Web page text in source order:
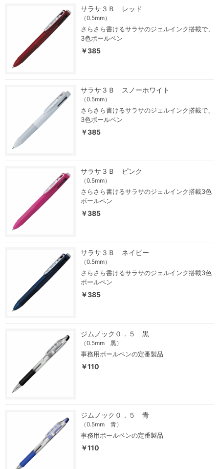
サラサ３Ｂ レッド
（0.5mm）
さらさら書けるサラサのジェルインク搭載で、
3色ボールペン
￥385
サラサ３Ｂ スノーホワイト
（0.5mm）
さらさら書けるサラサのジェルインク搭載で、
3色ボールペン
￥385
サラサ３Ｂ ピンク
（0.5mm）
さらさら書けるサラサのジェルインク搭載3色
ボールペン
￥385
サラサ３Ｂ ネイビー
（0.5mm）
さらさら書けるサラサのジェルインク搭載3色
ボールペン
￥385
ジムノック０．５ 黒
（0.5mm 黒）
事務用ボールペンの定番製品
￥110
ジムノック０．５ 青
（0.5mm 青）
事務用ボールペンの定番製品
￥110